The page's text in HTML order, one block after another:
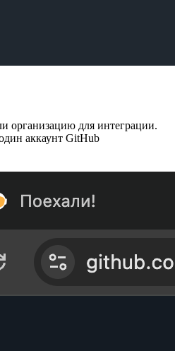
организацию для интеграции.
аккаунт GitHub